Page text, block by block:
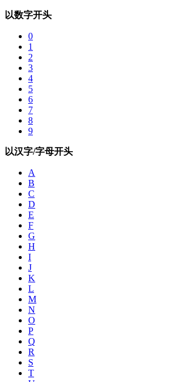
以数字开头
0
1
2
3
4
5
6
7
8
9
以汉字/字母开头
A
B
C
D
E
F
G
H
I
J
K
L
M
N
O
P
Q
R
S
T